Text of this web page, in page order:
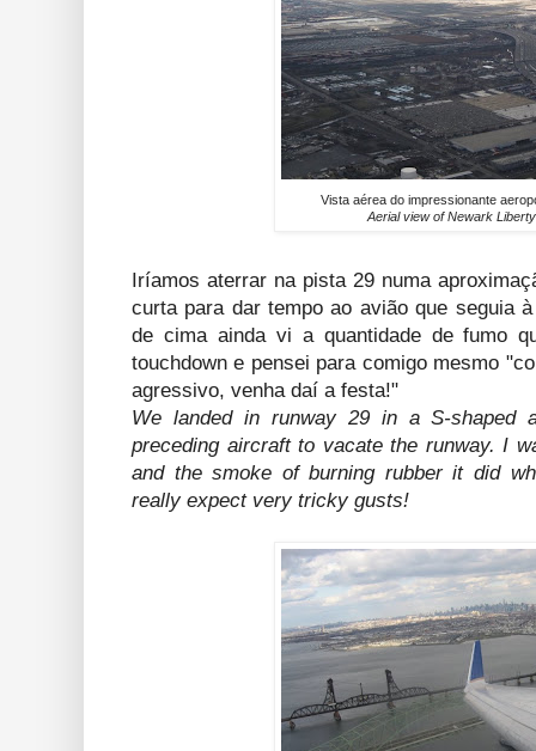
Vista aérea do impressionante
Aerial view of Newark
Iríamos aterrar na pista 29 numa
curta para dar tempo ao avião que seguia
de cima ainda vi a quantidade de fumo
touchdown e pensei para comigo mesmo
agressivo, venha daí a festa!"
We landed in runway 29 in a S-shaped
preceding aircraft to vacate the runway. I
and the smoke of burning rubber it did
really expect very tricky gusts!